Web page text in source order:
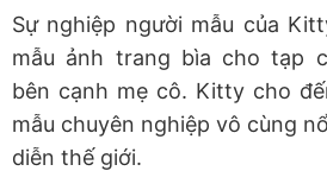
Sự nghiệp người mẫu của
mẫu ảnh trang bìa cho tạp
bên cạnh mẹ cô. Kitty cho
mẫu chuyên nghiệp vô cùng
diễn thế giới.